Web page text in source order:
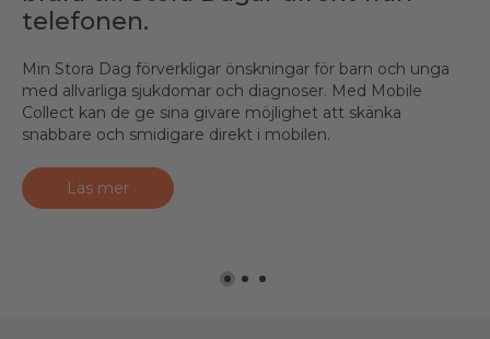
telefonen.
Min Stora Dag förverkligar önskningar för barn och unga
med allvarliga sjukdomar och diagnoser. Med Mobile
Collect kan de ge sina givare möjlighet att skänka
snabbare och smidigare direkt i mobilen.
Läs mer
det kan vara något så enkelt som att slippa skriva in ett
OCR-nummer. Med en unik printad QR-kod för Swish blir
det ännu enklare att skänka pengar.
vaccinerade.
Att spara 10 öre på varje brev låter kanske inte så mycket.
Men skickar man 350 000 stycken så blir det en hel del. 17
000 doser mässlingsvaccin närmare bestämt.
Läs mer